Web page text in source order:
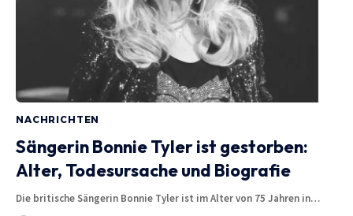
NACHRICHTEN
Sängerin Bonnie Tyler ist gestorben:
Alter, Todesursache und Biografie
Die britische Sängerin Bonnie Tyler ist im Alter von 75 Jahren in…